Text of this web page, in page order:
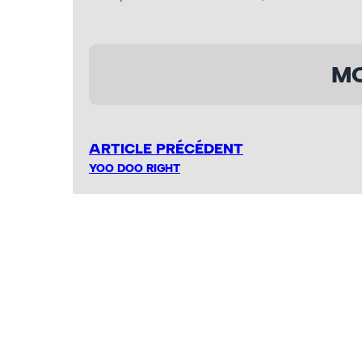
ARTICLE PRÉCÉDENT
YOO DOO RIGHT